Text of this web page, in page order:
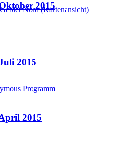
Nord (Kartenansicht)
Programm
2015
2015
2015